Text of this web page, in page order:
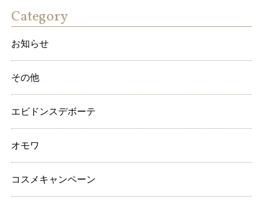
Category
お知らせ
その他
エビドンスデボーテ
オモワ
コスメキャンペーン